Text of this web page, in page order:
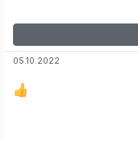
05.10.2022